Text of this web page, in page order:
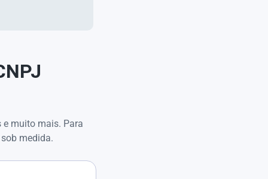
muito mais. Para
medida.